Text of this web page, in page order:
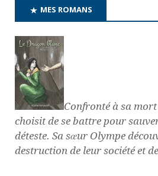
MES ROMANS
Confronté à sa
choisit de se battre pour
déteste. Sa sœur Olympe
destruction de leur société et